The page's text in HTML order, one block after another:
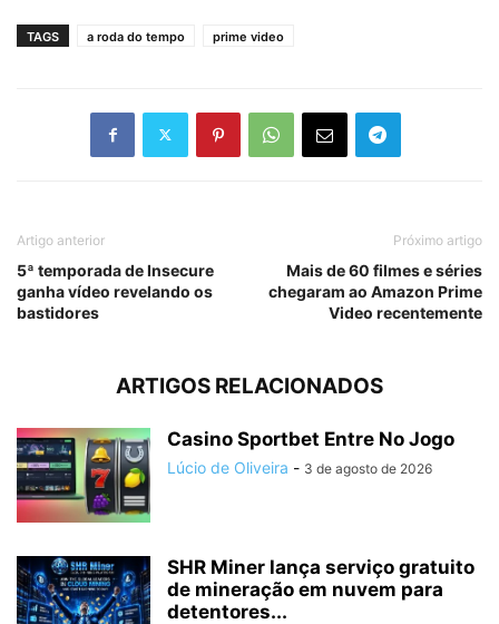
TAGS a roda do tempo prime video
Artigo anterior
5ª temporada de Insecure
ganha vídeo revelando os
bastidores
Próximo artigo
Mais de 60 filmes e séries
chegaram ao Amazon Prime
Video recentemente
ARTIGOS RELACIONADOS
Casino Sportbet Entre No Jogo
Lúcio de Oliveira - 3 de agosto de 2026
SHR Miner lança serviço gratuito
de mineração em nuvem para
detentores...